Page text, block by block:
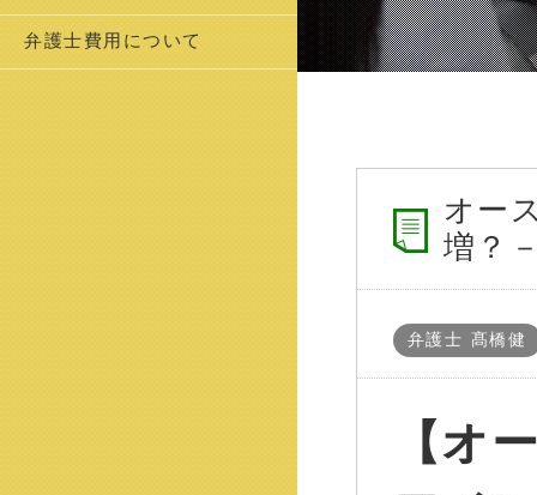
弁護士費用について
オー
増？
弁護士 髙橋健
【オ